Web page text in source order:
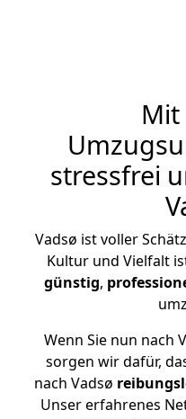
Mit
stressfrei
Vadsø ist voller
Kultur und Vielfalt
günstig,
Wenn Sie nun nach
sorgen wir dafür,
nach Vadsø
Unser erfahrenes